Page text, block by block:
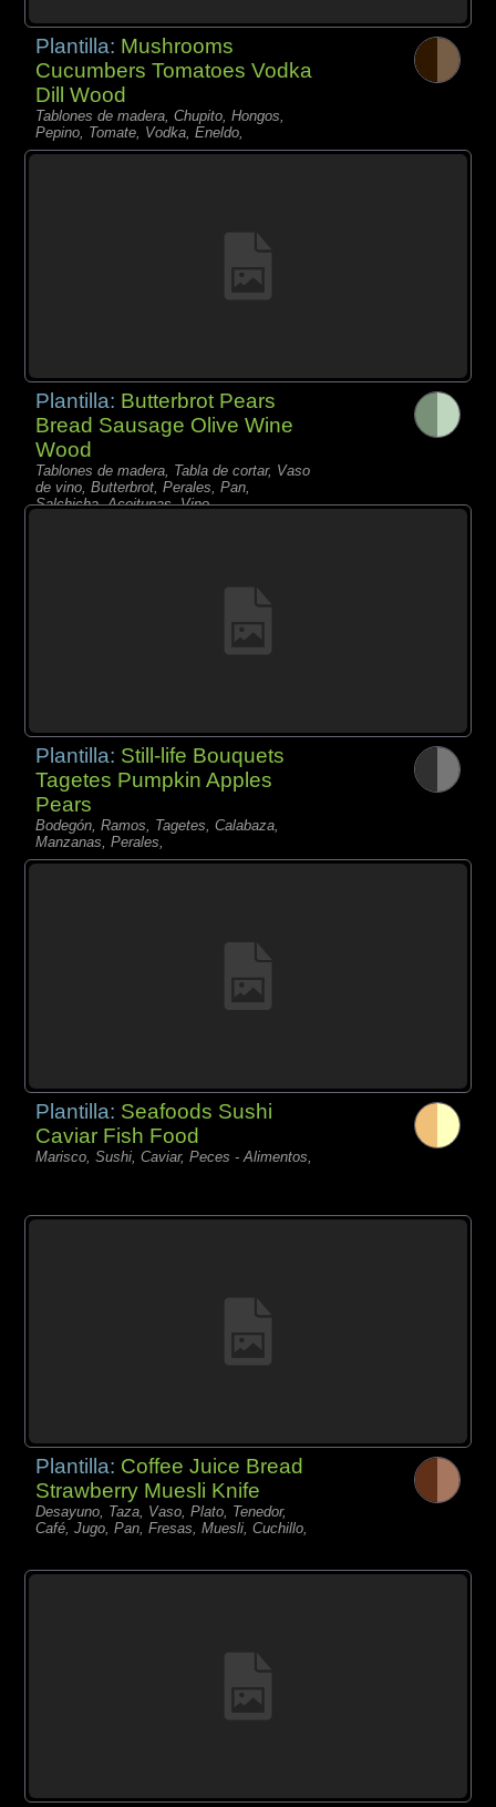
Plantilla: Mushrooms
Cucumbers Tomatoes Vodka
Dill Wood
Tablones de madera, Chupito, Hongos,
Pepino, Tomate, Vodka, Eneldo,
Plantilla: Butterbrot Pears
Bread Sausage Olive Wine
Wood
Tablones de madera, Tabla de cortar, Vaso
de vino, Butterbrot, Perales, Pan,
Salchicha, Aceitunas, Vino,
Plantilla: Still-life Bouquets
Tagetes Pumpkin Apples
Pears
Bodegón, Ramos, Tagetes, Calabaza,
Manzanas, Perales,
Plantilla: Seafoods Sushi
Caviar Fish Food
Marisco, Sushi, Caviar, Peces - Alimentos,
Plantilla: Coffee Juice Bread
Strawberry Muesli Knife
Desayuno, Taza, Vaso, Plato, Tenedor,
Café, Jugo, Pan, Fresas, Muesli, Cuchillo,